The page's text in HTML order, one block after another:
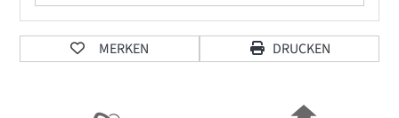
MERKEN DRUCKEN